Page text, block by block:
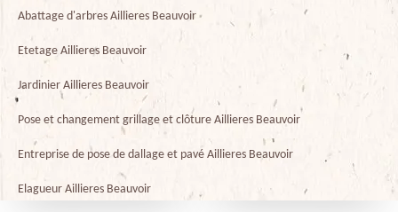
Abattage d'arbres Aillieres Beauvoir
Etetage Aillieres Beauvoir
Jardinier Aillieres Beauvoir
Pose et changement grillage et clôture Aillieres Beauvoir
Entreprise de pose de dallage et pavé Aillieres Beauvoir
Elagueur Aillieres Beauvoir